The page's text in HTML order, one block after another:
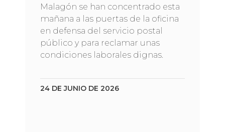
Malagón se han concentrado esta
mañana a las puertas de la oficina
en defensa del servicio postal
público y para reclamar unas
condiciones laborales dignas.
24 DE JUNIO DE 2026